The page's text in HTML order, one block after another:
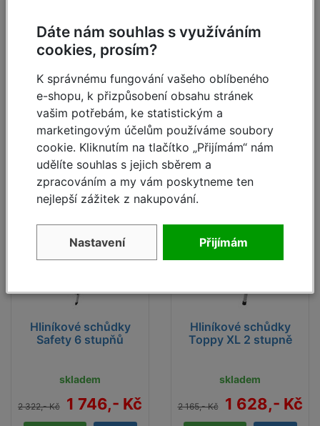
skladem
2 479,- Kč
1 864,-
Kč
Detail
skladem
Kč
Hliníkové schůdky
Safety 6 stupňů
Nabídka měsíce
skladem
2 322,- Kč 1 746,- Kč
- 25 %
Hliníkové schůdky
Toppy XL 2 stupně
skladem
2 165,- Kč 1 628,- Kč
Dáte nám souhlas s využíváním
cookies, prosím?
K správnému fungování vašeho oblíbeného
e-shopu, k přizpůsobení obsahu stránek
vašim potřebám, ke statistickým a
marketingovým účelům používáme soubory
cookie. Kliknutím na tlačítko „Přijímám“ nám
udělíte souhlas s jejich sběrem a
zpracováním a my vám poskytneme ten
nejlepší zážitek z nakupování.
Nastavení Přijímám